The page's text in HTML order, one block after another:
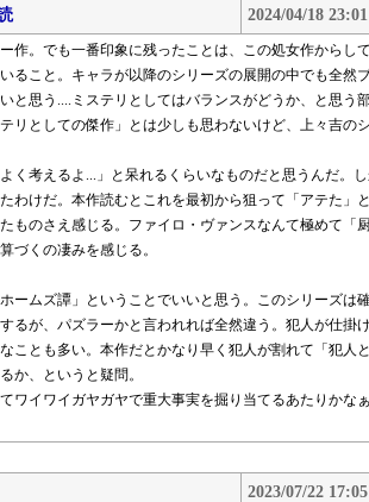
2024/04/18 23:01
作。でも一番印象に残ったことは、この処女作からし
ること。キャラが以降のシリーズの展開の中でも全然
と思う....ミステリとしてはバランスがどうか、と思う部
リとしての傑作」とは少しも思わないけど、上々吉の
く考えるよ...」と呆れるくらいなものだと思うんだ。
わけだ。本作読むとこれを最初から狙って「アテた」
ものさえ感じる。ファイロ・ヴァンスなんて極めて「
づくの凄みを感じる。
ームズ譚」ということでいいと思う。このシリーズは
るが、パズラーかと言われれば全然違う。犯人が仕掛
ことも多い。本作だとかなり早く犯人が割れて「犯人
か、というと疑問。
ワイワイガヤガヤで重大事実を掘り当てるあたりかな
2023/07/22 17:05